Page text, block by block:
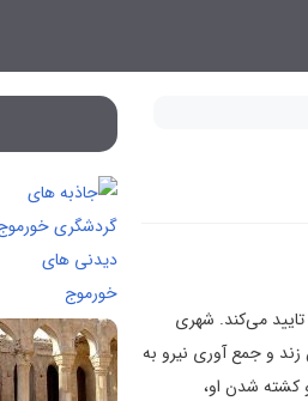
می‌کند. شهری
و جمع آوری نیرو به
کشته شدن او،